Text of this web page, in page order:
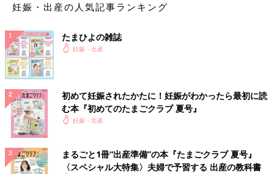
妊娠・出産の人気記事ランキング
たまひよの雑誌
妊娠・出産
初めて妊娠されたかたに！妊娠がわかったら最初に読
む本『初めてのたまごクラブ 夏号』
妊娠・出産
まるごと1冊“出産準備”の本『たまごクラブ 夏号』
〈スペシャル大特集〉夫婦で予習する 出産の教科書